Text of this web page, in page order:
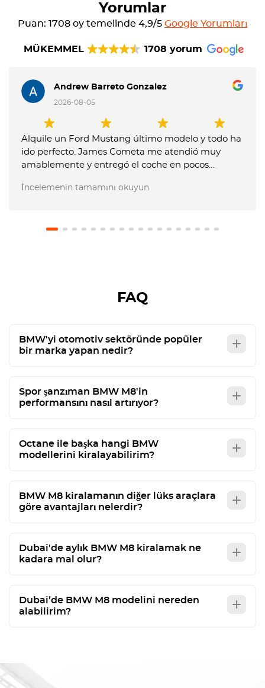
Yorumlar
Puan: 1708 oy temelinde 4,9/5 Google Yorumları
MÜKEMMEL 1708 yorum
Andrew Barreto Gonzalez
2026-08-05
Alquile un Ford Mustang último modelo y todo ha
ido perfecto. James Cometa me atendió muy
amablemente y entregó el coche en pocos
dijeron que me tenían que cobrar un extra, pero
el cargo. El coche estaba en perfecto estado.
İncelemenin tamamını okuyun
FAQ
BMW'yi otomotiv sektöründe popüler
bir marka yapan nedir?
Spor şanzıman BMW M8'in
performansını nasıl artırıyor?
Octane ile başka hangi BMW
modellerini kiralayabilirim?
BMW M8 kiralamanın diğer lüks araçlara
göre avantajları nelerdir?
Dubai'de aylık BMW M8 kiralamak ne
kadara mal olur?
Dubai’de BMW M8 modelini nereden
alabilirim?